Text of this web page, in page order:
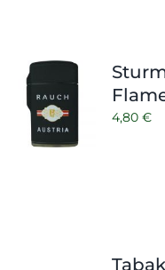
4,80 €